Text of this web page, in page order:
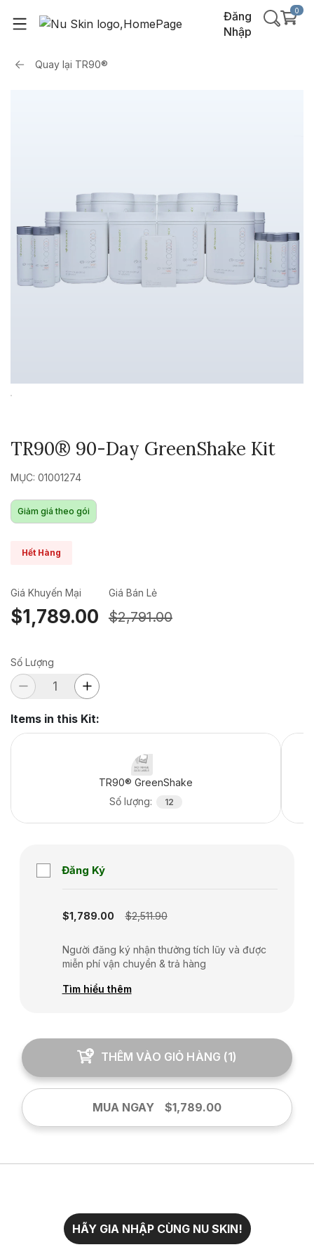
Đăng
Nhập
0
Quay lại TR90®
TR90® 90-Day GreenShake Kit
MỤC: 01001274
Giảm giá theo gói
Hết Hàng
Giá Khuyến Mại
$1,789.00
Giá Bán Lẻ
$2,791.00
Số Lượng
Items in this Kit:
TR90® GreenShake
Số lượng: 12
Đăng Ký
$1,789.00 $2,511.90
Người đăng ký nhận thưởng tích lũy và được
miễn phí vận chuyển & trả hàng
Tìm hiểu thêm
THÊM VÀO GIỎ HÀNG (1)
MUA NGAY $1,789.00
HÃY GIA NHẬP CÙNG NU SKIN!